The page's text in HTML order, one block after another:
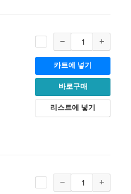
카트에 넣기
바로구매
리스트에 넣기